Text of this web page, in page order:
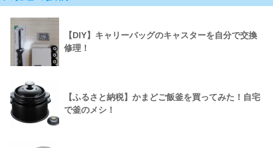
【DIY】キャリーバッグのキャスターを自分で交換
修理！
【ふるさと納税】かまどご飯釜を買ってみた！自宅
で釜のメシ！